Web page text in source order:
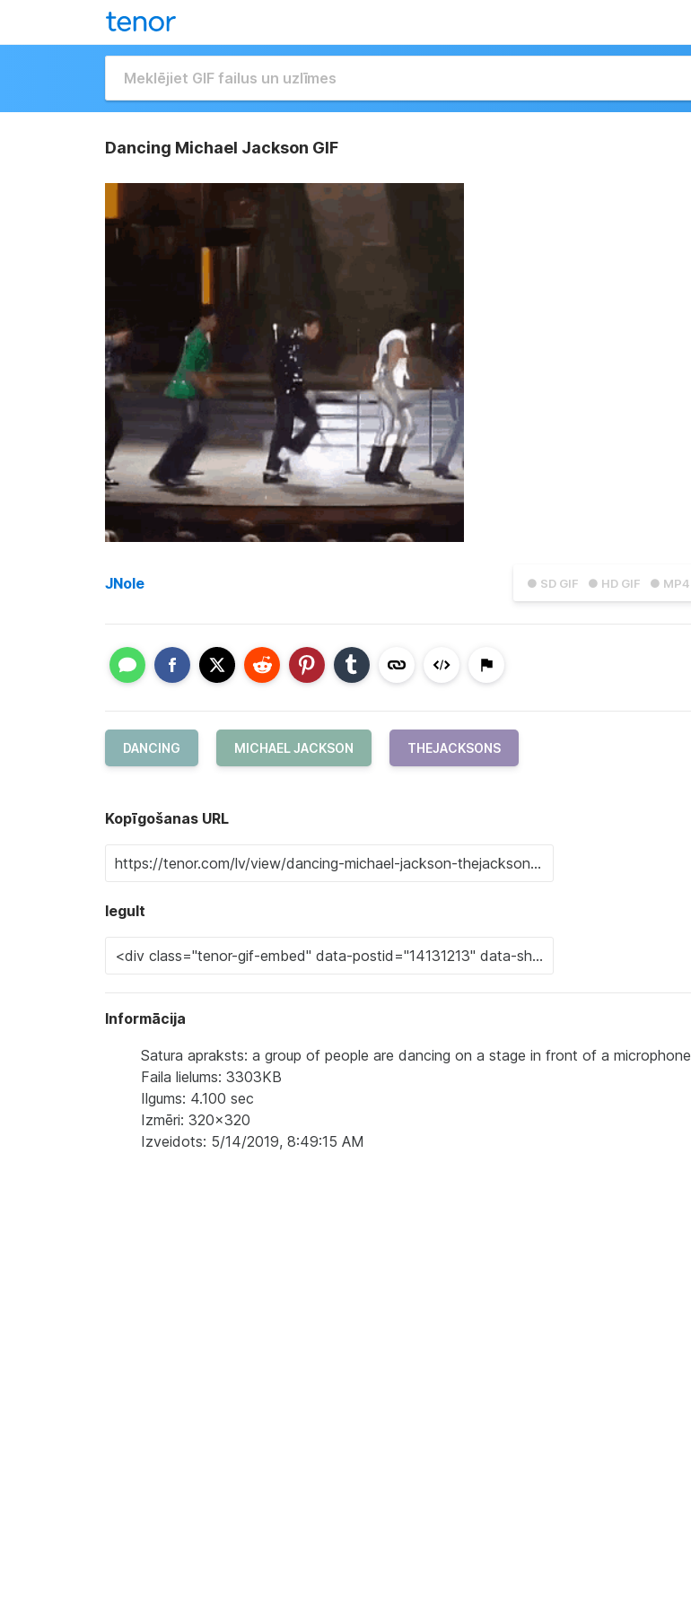
Dancing Michael Jackson GIF
● SD GIF ● HD GIF ● MP4
JNole
DANCING MICHAEL JACKSON THEJACKSONS
Kopīgošanas URL
Iegult
Informācija
Satura apraksts: a group of people are dancing on a stage in front of a microphone
Faila lielums: 3303KB
Ilgums: 4.100 sec
Izmēri: 320x320
Izveidots: 5/14/2019, 8:49:15 AM